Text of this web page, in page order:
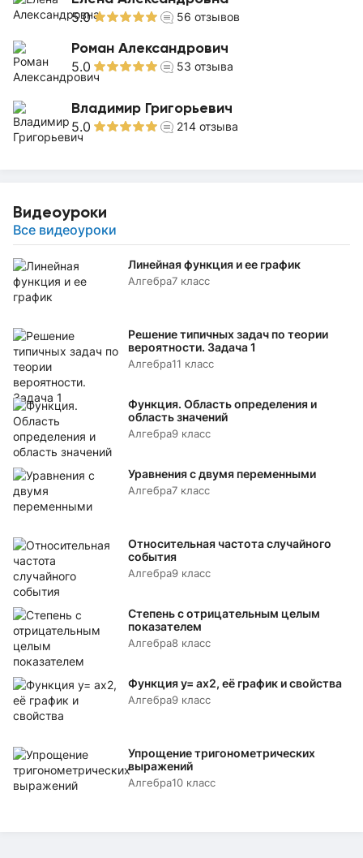
5.0 56 отзывов
Роман Александрович
5.0 53 отзыва
Владимир Григорьевич
5.0 214 отзыва
Видеоуроки
Все видеоуроки
Линейная функция и ее график
Алгебра7 класс
Решение типичных задач по теории
вероятности. Задача 1
Алгебра11 класс
Функция. Область определения и
область значений
Алгебра9 класс
Уравнения с двумя переменными
Алгебра7 класс
Относительная частота случайного
события
Алгебра9 класс
Степень с отрицательным целым
показателем
Алгебра8 класс
Функция y= аx2, её график и свойства
Алгебра9 класс
Упрощение тригонометрических
выражений
Алгебра10 класс